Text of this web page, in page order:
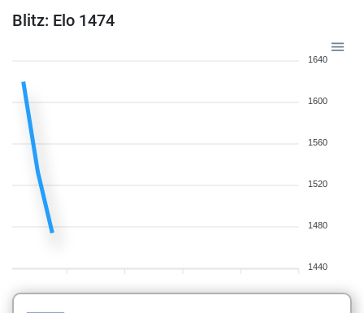
Blitz: Elo 1474
1640
1600
1560
1520
1480
1440